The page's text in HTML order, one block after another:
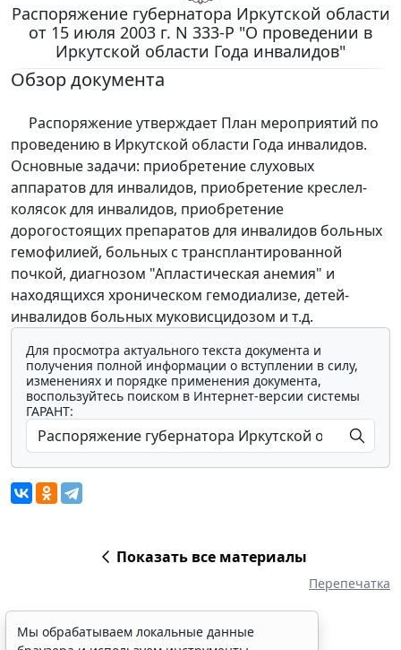
Распоряжение губернатора Иркутской области
от 15 июля 2003 г. N 333-Р "О проведении в
Иркутской области Года инвалидов"
Обзор документа
Распоряжение утверждает План мероприятий по
проведению в Иркутской области Года инвалидов.
Основные задачи: приобретение слуховых
аппаратов для инвалидов, приобретение креслел-
колясок для инвалидов, приобретение
дорогостоящих препаратов для инвалидов больных
гемофилией, больных с трансплантированной
почкой, диагнозом "Апластическая анемия" и
находящихся хроническом гемодиализе, детей-
инвалидов больных муковисцидозом и т.д.
Для просмотра актуального текста документа и
получения полной информации о вступлении в силу,
изменениях и порядке применения документа,
воспользуйтесь поиском в Интернет-версии системы
ГАРАНТ:
Показать все материалы
Перепечатка
Мы обрабатываем локальные данные